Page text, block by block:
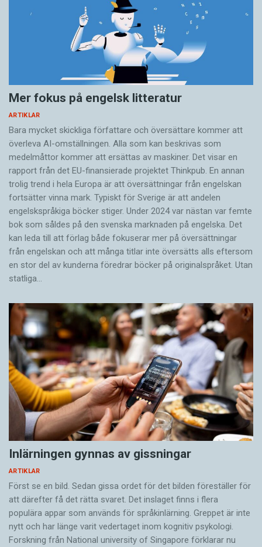
Mer fokus på engelsk litteratur
ARTIKLAR
Bara mycket skickliga författare och översättare ­kommer att
överleva AI-omställningen. Alla som kan beskrivas som
medelmåttor kommer att ersättas av maskiner. Det visar en
rapport från det EU-finansierade projektet Thinkpub. En annan
trolig trend i hela Europa är att översättningar från engelskan
fortsätter vinna mark. Typiskt för Sverige är att andelen
engelskspråkiga böcker stiger. Under 2024 var nästan var femte
bok som såldes på den svenska marknaden på engelska. Det
kan leda till att förlag både fokuserar mer på översättningar
från engelskan och att många titlar inte översätts alls eftersom
en stor del av kunderna föredrar böcker på originalspråket. Utan
statliga…
Inlärningen gynnas av gissningar
ARTIKLAR
Först se en bild. Sedan gissa ordet för det bilden föreställer för
att därefter få det rätta svaret. Det inslaget finns i flera
populära appar som används för språkinlärning. Greppet är inte
nytt och har länge varit vedertaget inom kognitiv psykologi.
Forskning från National university of Singa­pore förklarar nu